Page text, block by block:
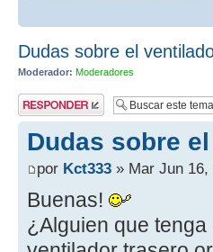
Dudas sobre el
Moderador: Moderadores
Publicar una
respuesta
Dudas sobre
por Kct333 » Mar Jun 16,
Buenas!
¿Alguien que